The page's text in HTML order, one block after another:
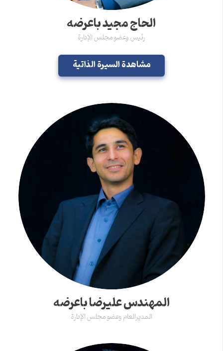
الحاج مجید باعرضه
رئیس وعضو مجلس الإدارة
مشاهدة السیرة الذاتية
المهندس علیرضا باعرضه
المدیرالعام وعضو مجلس الإدارة